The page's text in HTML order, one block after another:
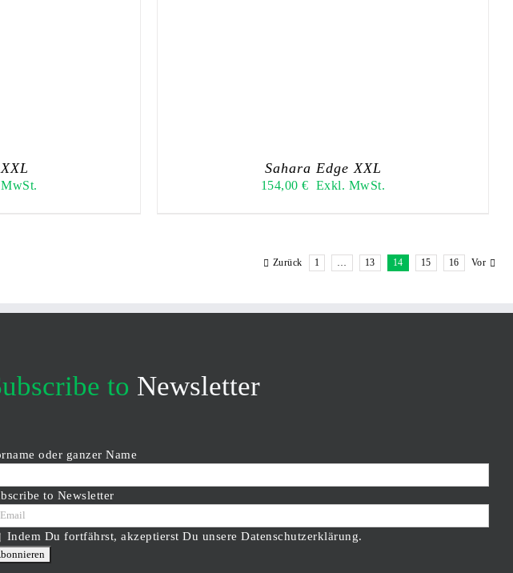
Sahara Edge XXL
154,00€ Exkl. MwSt.
Zurück 1 … 13 14 15 16 Vor
to Newsletter
oder ganzer Name
to Newsletter
Indem Du fortfährst, akzeptierst Du unsere Datenschutzerklärung.